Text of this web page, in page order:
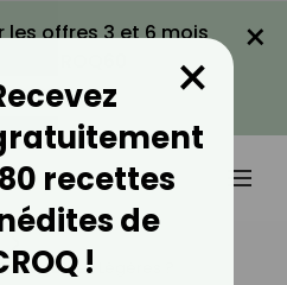
les offres 3 et 6 mois
LA PROMO
×
Légumes Légères ?
recettes
de
!
×